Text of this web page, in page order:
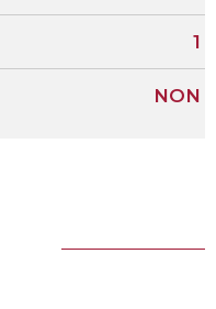
1
NON